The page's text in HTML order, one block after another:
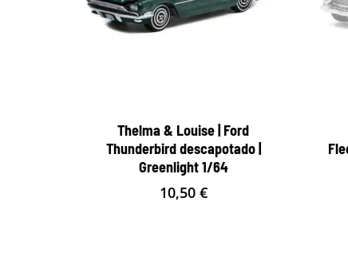
Thelma & Louise | Ford
Thunderbird descapotado |
Greenlight 1/64
10,50 €